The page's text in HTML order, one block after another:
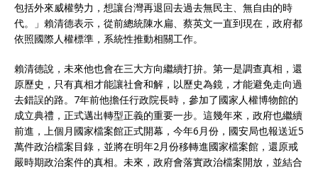
包括外來威權勢力，想讓台灣再退回去過去無民主、無自由的時
代。」賴清德表示，從前總統陳水扁、蔡英文一直到現在，政府都
依照國際人權標準，系統性推動相關工作。
賴清德說，未來他也會在三大方向繼續打拚。第一是調查真相，還
原歷史，只有真相才能讓社會和解，以歷史為鏡，才能避免走向過
去錯誤的路。7年前他擔任行政院長時，參加了國家人權博物館的
成立典禮，正式邁出轉型正義的重要一步。這幾年來，政府也繼續
前進，上個月國家檔案館正式開幕，今年6月份，國安局也報送近5
萬件政治檔案目錄，並將在明年2月份移轉進國家檔案館，還原戒
嚴時期政治案件的真相。未來，政府會落實政治檔案開放，並結合